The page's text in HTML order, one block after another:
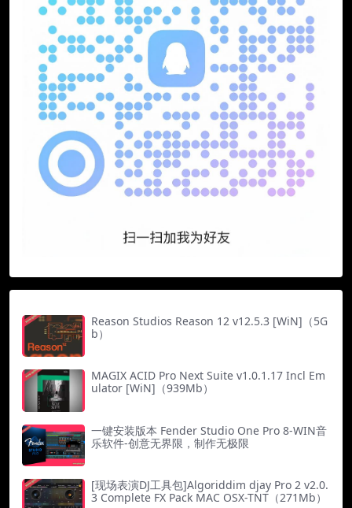
Reason Studios Reason 12 v12.5.3 [WiN]（5G
b）
MAGIX ACID Pro Next Suite v1.0.1.17 Incl Em
ulator [WiN]（939Mb）
一键安装版本 Fender Studio One Pro 8-WIN音
乐软件-创意无界限，制作无极限
[现场表演DJ工具包]Algoriddim djay Pro 2 v2.0.
3 Complete FX Pack MAC OSX-TNT（271Mb）